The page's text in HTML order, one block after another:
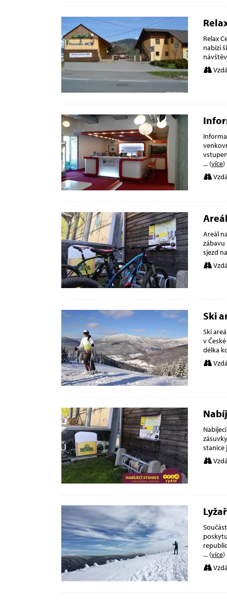
Relax
nabízí
... (více)
Areál
zábavu
sjezd
Ski
Ski
v
délka
stanice
... (více)